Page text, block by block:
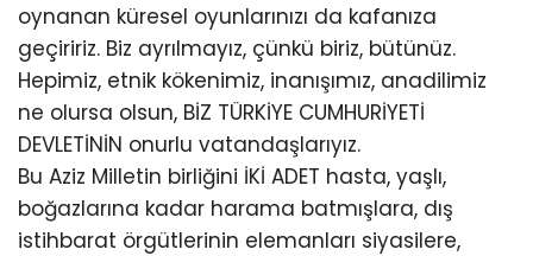
oynanan küresel oyunlarınızı da kafanıza
geçiririz. Biz ayrılmayız, çünkü biriz, bütünüz.
Hepimiz, etnik kökenimiz, inanışımız, anadilimiz
ne olursa olsun, BİZ TÜRKİYE CUMHURİYETİ
DEVLETİNİN onurlu vatandaşlarıyız.
Bu Aziz Milletin birliğini İKİ ADET hasta, yaşlı,
boğazlarına kadar harama batmışlara, dış
istihbarat örgütlerinin elemanları siyasilere,